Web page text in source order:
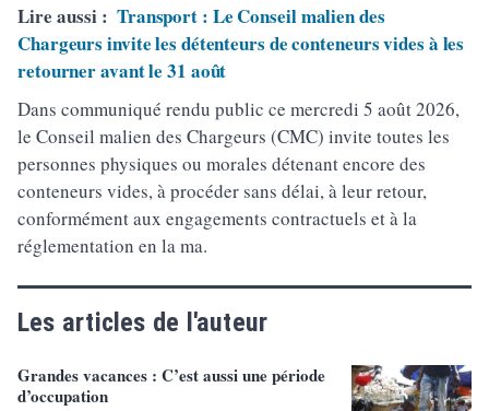
Lire aussi : Transport : Le Conseil malien des
Chargeurs invite les détenteurs de conteneurs vides à les
retourner avant le 31 août
Dans communiqué rendu public ce mercredi 5 août 2026,
le Conseil malien des Chargeurs (CMC) invite toutes les
personnes physiques ou morales détenant encore des
conteneurs vides, à procéder sans délai, à leur retour,
conformément aux engagements contractuels et à la
réglementation en la ma.
Les articles de l'auteur
Grandes vacances : C’est aussi une période
d’occupation